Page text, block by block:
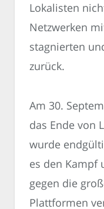
Lokalisten
Netzwerken
stagnierten
zurück.
Am 30.
das Ende von
wurde
es den Kampf
gegen die
Plattformen